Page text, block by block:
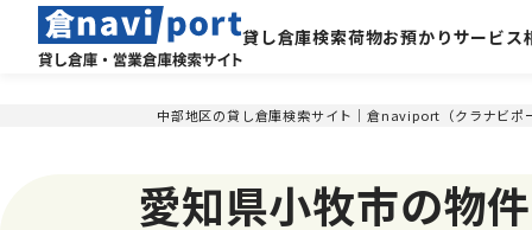
貸し倉庫検索荷物お預かりサービス
中部地区の貸し倉庫検索サイト｜倉naviport（クラナビポ
愛知県小牧市の物